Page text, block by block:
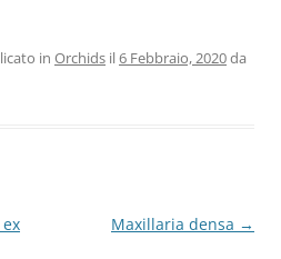
in Orchids il6 Febbraio, 2020da
Maxillaria densa →